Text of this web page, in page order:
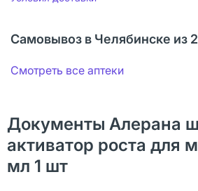
Самовывоз в Челябинске из
Смотреть все аптеки
Документы Алерана
активатор роста для
мл 1 шт